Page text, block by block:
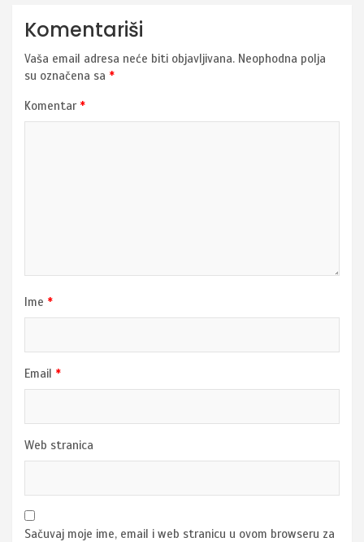
Komentariši
Vaša email adresa neće biti objavljivana. Neophodna polja
su označena sa *
Komentar *
Ime *
Email *
Web stranica
Sačuvaj moje ime, email i web stranicu u ovom browseru za